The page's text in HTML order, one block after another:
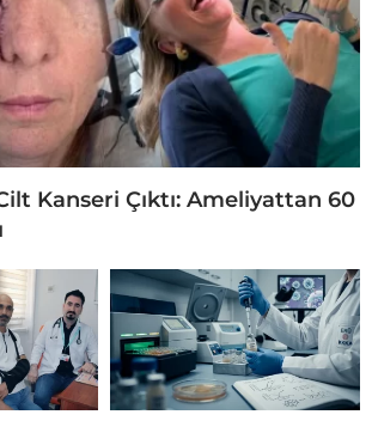
Kanseri Çıktı: Ameliyattan 60